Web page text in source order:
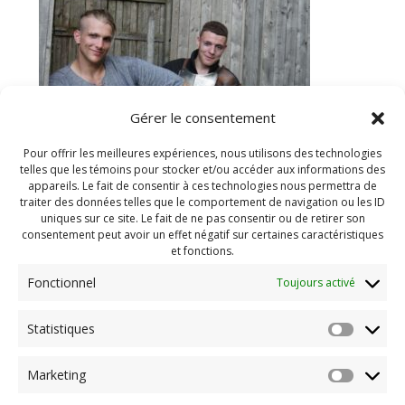
Gérer le consentement
Pour offrir les meilleures expériences, nous utilisons des technologies
telles que les témoins pour stocker et/ou accéder aux informations des
appareils. Le fait de consentir à ces technologies nous permettra de
traiter des données telles que le comportement de navigation ou les ID
uniques sur ce site. Le fait de ne pas consentir ou de retirer son
consentement peut avoir un effet négatif sur certaines caractéristiques
et fonctions.
Fonctionnel Toujours activé
Statistiques
Marketing
https://www.mdjboucherville.ca/wp-
content/uploads/2023/09/cropped-Pendragon-Juillet-
Navigation
de
Previous:
post:
Juillet-2023-14.jpg